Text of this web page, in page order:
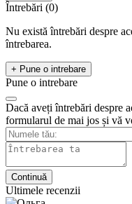
Întrebări (0)
Nu există întrebări despre
întrebarea.
+ Pune o intrebare
Pune o intrebare
Dacă aveți întrebări despre
formularul de mai jos și vă
Continuă
Ultimele recenzii